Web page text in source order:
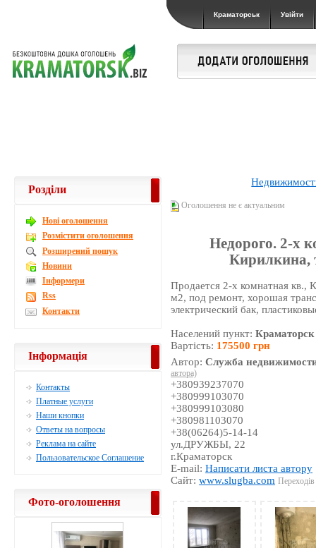
Краматорськ Увійти
Оголошення не є актуальним
Недорого. 2-х
Кирилкина,
Продается 2-х комнатная кв.,
м2, под ремонт, хорошая
электрический бак,
Населений пункт:Краматорск
Вартість: 175500 грн
Автор:Служба
автора)
+380939237070
+380999103070
+380999103080
+380981103070
+38(06264)5-14-14
ул.ДРУЖБЫ, 22
г.Краматорск
E-mail:Написати листа автору
Сайт:www.slugba.com
Розділи
Новi оголошення
Розмістити оголошення
Розширений пошук
Новини
Інформери
Rss
Контакти
Інформація
Контакты
Платные услуги
Наши кнопки
Ответы на вопросы
Реклама на сайте
Пользовательское Соглашение
Фото-оголошення